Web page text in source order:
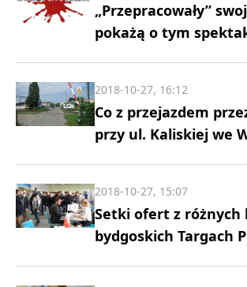
„Przepracowały”
pokażą o tym
Co z przejazdem
przy ul. Kaliskiej we
2018-10-27, 16:12
Setki ofert z różnych
bydgoskich Targach
2018-10-27, 15:07